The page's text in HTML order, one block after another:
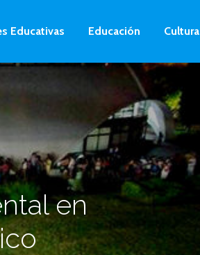
Educativas Educación Cultura
en